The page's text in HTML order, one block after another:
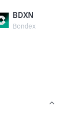
BDXN
Bondex